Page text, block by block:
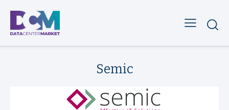
Semic